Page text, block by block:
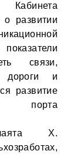
Кабинета
развитии
связи,
дороги и
развитие
порта
Х.